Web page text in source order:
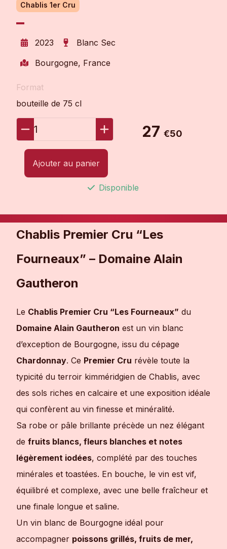
Chablis 1er Cru
2023
Blanc Sec
Bourgogne, France
Format
bouteille de 75 cl
1 27 €50
Ajouter au panier
Disponible
Chablis Premier Cru “Les
Fourneaux” – Domaine Alain
Gautheron
Le Chablis Premier Cru “Les Fourneaux” du
Domaine Alain Gautheron est un vin blanc
d’exception de Bourgogne, issu du cépage
Chardonnay. Ce Premier Cru révèle toute la
typicité du terroir kimméridgien de Chablis, avec
des sols riches en calcaire et une exposition idéale
qui confèrent au vin finesse et minéralité.
Sa robe or pâle brillante précède un nez élégant
de fruits blancs, fleurs blanches et notes
légèrement iodées, complété par des touches
minérales et toastées. En bouche, le vin est vif,
équilibré et complexe, avec une belle fraîcheur et
une finale longue et saline.
Un vin blanc de Bourgogne idéal pour
accompagner poissons grillés, fruits de mer,